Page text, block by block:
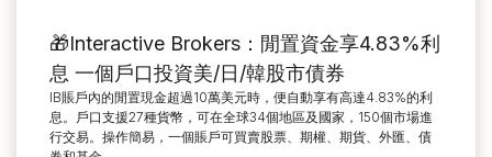
🎁Interactive Brokers：閒置資金享4.83%利
息 一個戶口投資美/日/韓股市債券
IB賬戶內的閒置現金超過10萬美元時，便自動享有高達4.83%的利
息。戶口支援27種貨幣，可在全球34個地區及國家，150個市場進
行交易。操作簡易，一個賬戶可買賣股票、期權、期貨、外匯、債